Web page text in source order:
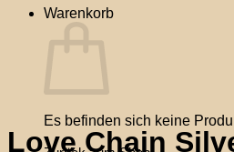
Warenkorb
Es befinden sich keine
Love Chain